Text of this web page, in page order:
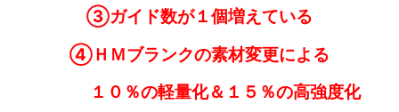
③ガイド数が１個増えている
④ＨＭブランクの素材変更による
１０％の軽量化＆１５％の高強度化